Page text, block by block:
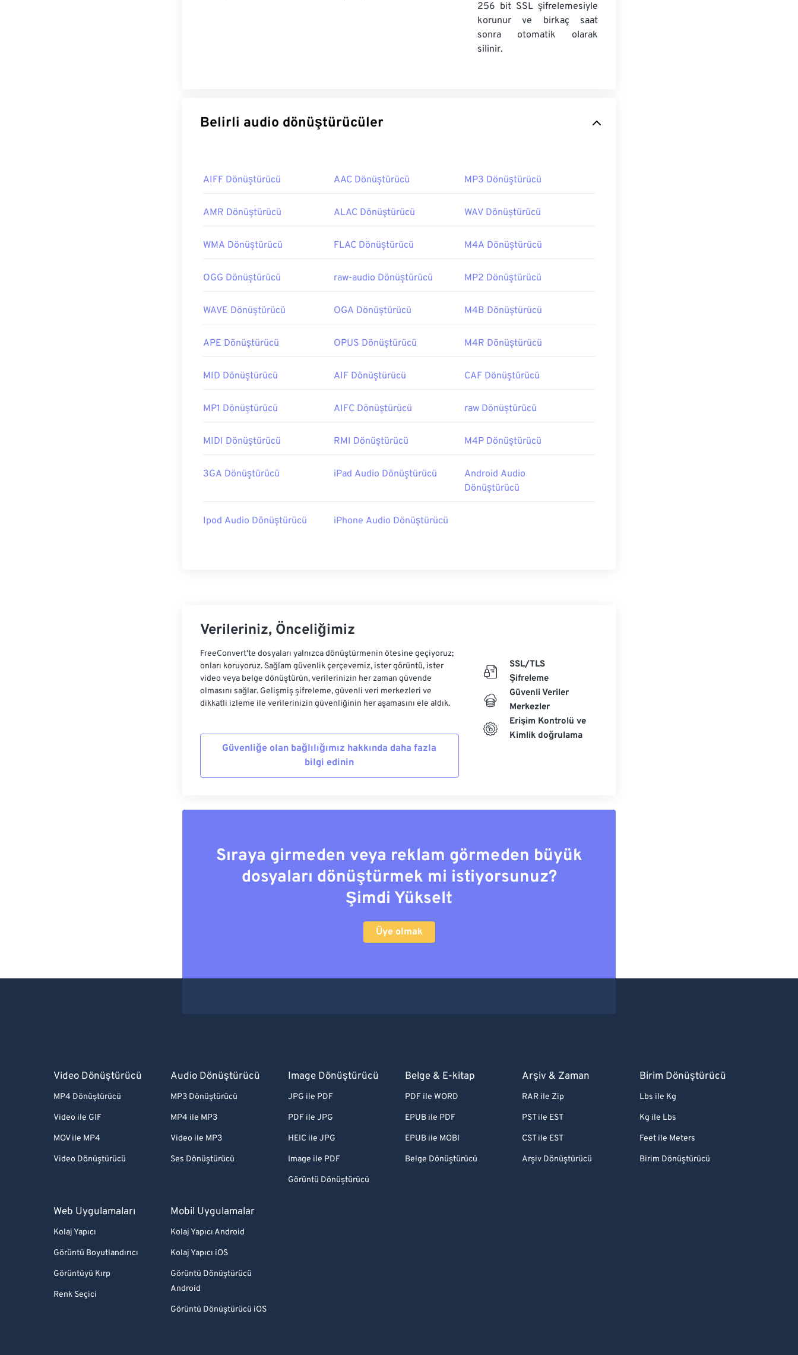
256 bit SSL şifrelemesiyle
korunur ve birkaç saat
sonra otomatik olarak
silinir.
Belirli audio dönüştürücüler
AIFF Dönüştürücü AAC Dönüştürücü MP3 Dönüştürücü
AMR Dönüştürücü ALAC Dönüştürücü WAV Dönüştürücü
WMA Dönüştürücü FLAC Dönüştürücü M4A Dönüştürücü
OGG Dönüştürücü raw-audio Dönüştürücü MP2 Dönüştürücü
WAVE Dönüştürücü OGA Dönüştürücü M4B Dönüştürücü
APE Dönüştürücü OPUS Dönüştürücü M4R Dönüştürücü
MID Dönüştürücü AIF Dönüştürücü CAF Dönüştürücü
MP1 Dönüştürücü AIFC Dönüştürücü raw Dönüştürücü
MIDI Dönüştürücü RMI Dönüştürücü M4P Dönüştürücü
3GA Dönüştürücü iPad Audio Dönüştürücü
Android Audio
Dönüştürücü
Ipod Audio Dönüştürücü iPhone Audio Dönüştürücü
Verileriniz, Önceliğimiz
FreeConvert'te dosyaları yalnızca dönüştürmenin ötesine geçiyoruz;
onları koruyoruz. Sağlam güvenlik çerçevemiz, ister görüntü, ister
video veya belge dönüştürün, verilerinizin her zaman güvende
olmasını sağlar. Gelişmiş şifreleme, güvenli veri merkezleri ve
dikkatli izleme ile verilerinizin güvenliğinin her aşamasını ele aldık.
Güvenliğe olan bağlılığımız hakkında daha fazla
bilgi edinin
SSL/TLS
Şifreleme
Güvenli Veriler
Merkezler
Erişim Kontrolü ve
Kimlik doğrulama
Sıraya girmeden veya reklam görmeden büyük
dosyaları dönüştürmek mi istiyorsunuz?
Şimdi Yükselt
Üye olmak
Video Dönüştürücü
MP4 Dönüştürücü
Video ile GIF
MOV ile MP4
Video Dönüştürücü
Audio Dönüştürücü
MP3 Dönüştürücü
MP4 ile MP3
Video ile MP3
Ses Dönüştürücü
Image Dönüştürücü
JPG ile PDF
PDF ile JPG
HEIC ile JPG
Image ile PDF
Görüntü Dönüştürücü
Belge & E-kitap
PDF ile WORD
EPUB ile PDF
EPUB ile MOBI
Belge Dönüştürücü
Arşiv & Zaman
RAR ile Zip
PST ile EST
CST ile EST
Arşiv Dönüştürücü
Birim Dönüştürücü
Lbs ile Kg
Kg ile Lbs
Feet ile Meters
Birim Dönüştürücü
Web Uygulamaları
Kolaj Yapıcı
Görüntü Boyutlandırıcı
Görüntüyü Kırp
Renk Seçici
Mobil Uygulamalar
Kolaj Yapıcı Android
Kolaj Yapıcı iOS
Görüntü Dönüştürücü
Android
Görüntü Dönüştürücü iOS